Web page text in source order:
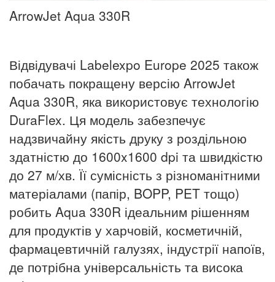
ArrowJet Aqua 330R
Відвідувачі Labelexpo Europe 2025 також
побачать покращену версію ArrowJet
Aqua 330R, яка використовує технологію
DuraFlex. Ця модель забезпечує
надзвичайну якість друку з роздільною
здатністю до 1600x1600 dpi та швидкістю
до 27 м/хв. Її сумісність з різноманітними
матеріалами (папір, BOPP, PET тощо)
робить Aqua 330R ідеальним рішенням
для продуктів у харчовій, косметичній,
фармацевтичній галузях, індустрії напоїв,
де потрібна універсальність та висока